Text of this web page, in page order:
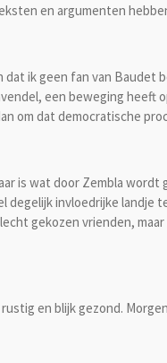
en argumenten
dat ik geen fan van Baudet
een beweging heeft
om dat democratische
is wat door Zembla
degelijk invloedrijke landje
gekozen vrienden,
en blijk gezond.